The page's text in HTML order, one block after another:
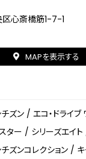
心斎橋筋1-7-1
MAPを表示する
チズン / エコ・ドライブ
ター / シリーズエイト
ズンコレクション /